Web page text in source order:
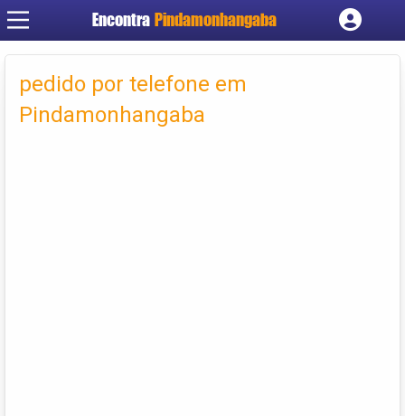
Encontra Pindamonhangaba
Cadastrar empresa
Criar conta
pedido por telefone em
Pindamonhangaba